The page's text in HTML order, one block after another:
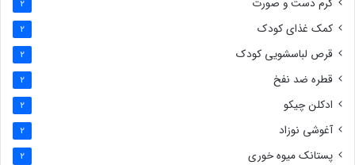
کرم دست و صورت 2
کمک غذای کودک 2
قرص لباسشویی کودک 2
قطره ضد نفخ 2
ادکلن چیکو 2
آغوشی نوزاد 2
پستانک میوه خوری 2